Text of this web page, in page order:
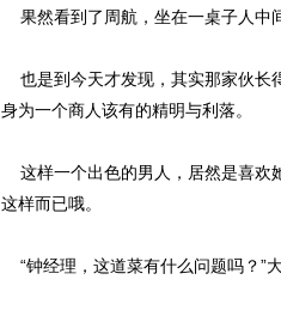
果然看到了周航，坐在一桌子人中
也是到今天才发现，其实那家伙长
身为一个商人该有的精明与利落。
这样一个出色的男人，居然是喜欢
这样而已哦。
“钟经理，这道菜有什么问题吗？”